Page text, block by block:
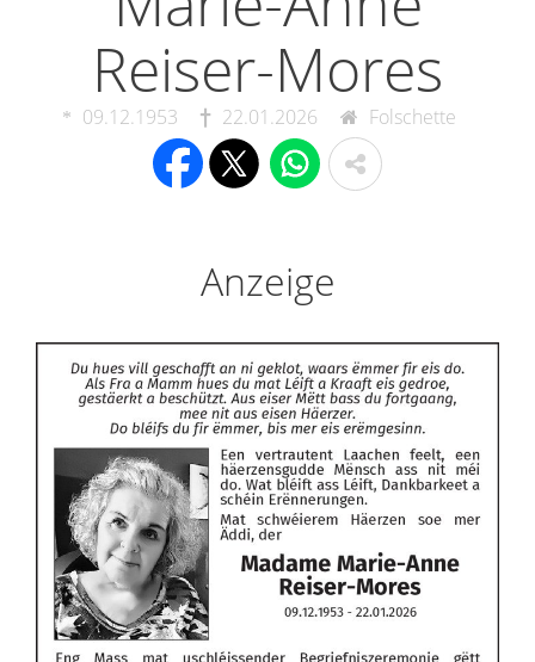
Reiser-Mores
09.12.1953 22.01.2026 Folschette
Anzeige